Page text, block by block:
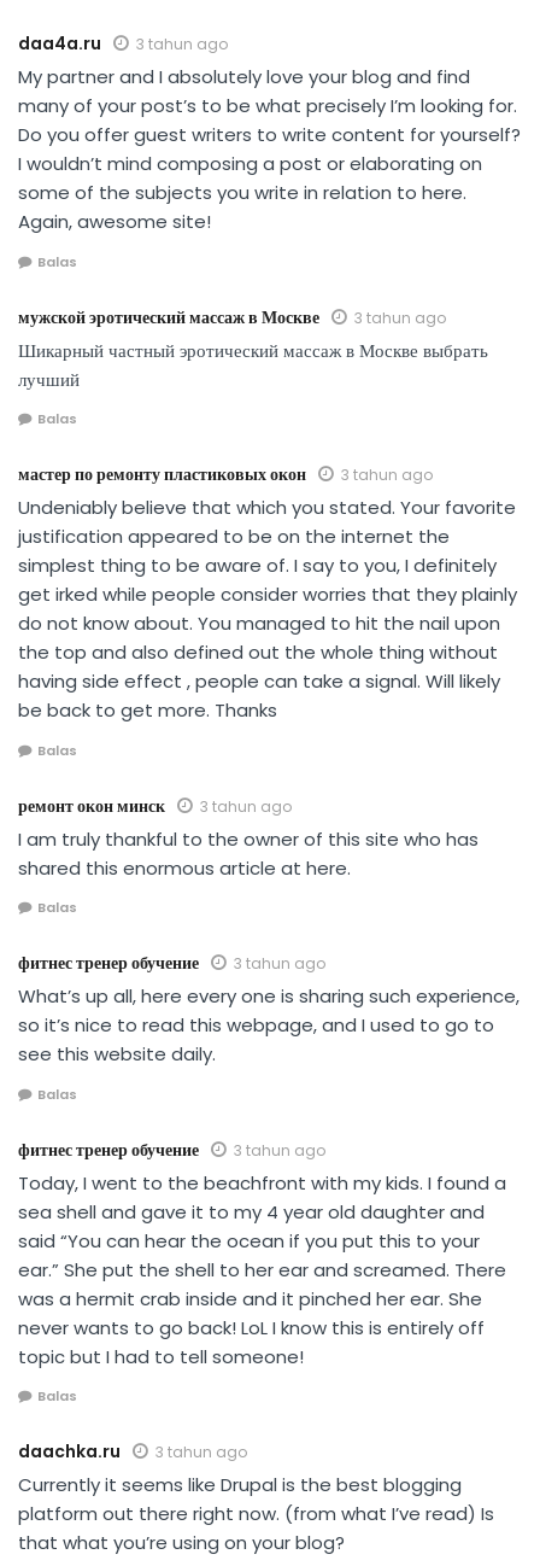
daa4a.ru 3 tahun ago
My partner and I absolutely love your blog and find
many of your post’s to be what precisely I’m looking for.
Do you offer guest writers to write content for yourself?
I wouldn’t mind composing a post or elaborating on
some of the subjects you write in relation to here.
Again, awesome site!
Balas
мужской эротический массаж в Москве 3 tahun ago
Шикарный частный эротический массаж в Москве выбрать
лучший
Balas
мастер по ремонту пластиковых окон 3 tahun ago
Undeniably believe that which you stated. Your favorite
justification appeared to be on the internet the
simplest thing to be aware of. I say to you, I definitely
get irked while people consider worries that they plainly
do not know about. You managed to hit the nail upon
the top and also defined out the whole thing without
having side effect , people can take a signal. Will likely
be back to get more. Thanks
Balas
ремонт окон минск 3 tahun ago
I am truly thankful to the owner of this site who has
shared this enormous article at here.
Balas
фитнес тренер обучение 3 tahun ago
What’s up all, here every one is sharing such experience,
so it’s nice to read this webpage, and I used to go to
see this website daily.
Balas
фитнес тренер обучение 3 tahun ago
Today, I went to the beachfront with my kids. I found a
sea shell and gave it to my 4 year old daughter and
said “You can hear the ocean if you put this to your
ear.” She put the shell to her ear and screamed. There
was a hermit crab inside and it pinched her ear. She
never wants to go back! LoL I know this is entirely off
topic but I had to tell someone!
Balas
daachka.ru 3 tahun ago
Currently it seems like Drupal is the best blogging
platform out there right now. (from what I’ve read) Is
that what you’re using on your blog?